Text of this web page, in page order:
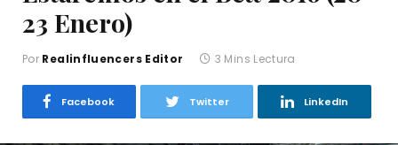
23 Enero)
Por Realinfluencers Editor 3 Mins Lectura
Facebook Twitter LinkedIn